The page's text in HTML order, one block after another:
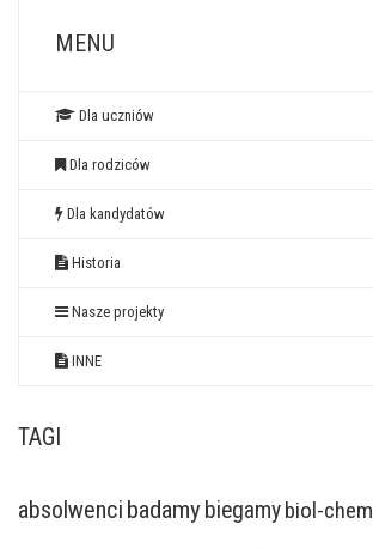
MENU
Dla uczniów
Dla rodziców
Dla kandydatów
Historia
Nasze projekty
INNE
TAGI
absolwenci badamy biegamybiol-chem